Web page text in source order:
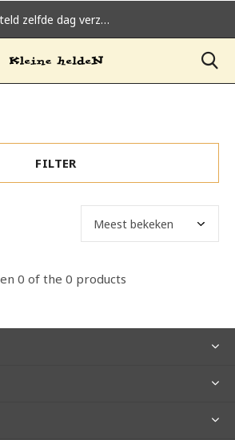
zelfde dag verzonden
FILTER
0 of the 0 products